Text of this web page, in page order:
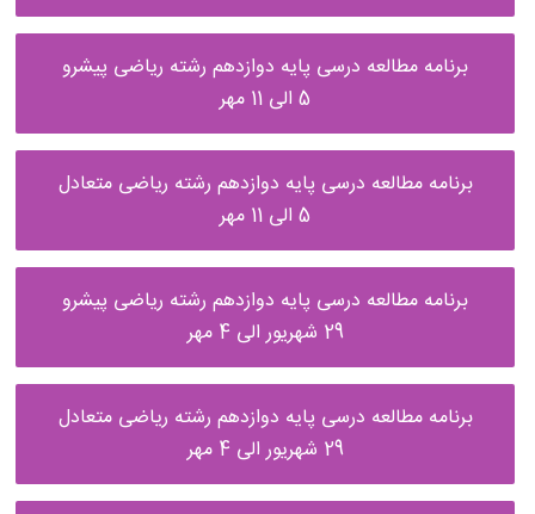
برنامه مطالعه درسی پایه دوازدهم رشته ریاضی پیشرو
5 الی 11 مهر
برنامه مطالعه درسی پایه دوازدهم رشته ریاضی متعادل
5 الی 11 مهر
برنامه مطالعه درسی پایه دوازدهم رشته ریاضی پیشرو
29 شهریور الی 4 مهر
برنامه مطالعه درسی پایه دوازدهم رشته ریاضی متعادل
29 شهریور الی 4 مهر